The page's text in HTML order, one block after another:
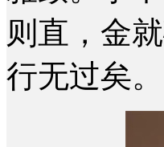
则直，金
行无过矣。